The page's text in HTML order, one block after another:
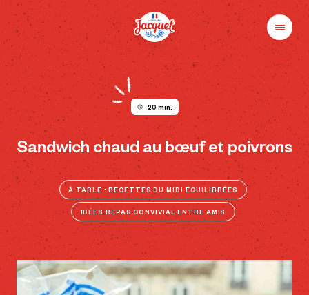
Skip
content
Pains
Jacquet
Champs
libres
au
plaisir
Menu
20 min.
Sandwich chaud au bœuf et poivrons
À TABLE : RECETTES DU MIDI ÉQUILIBRÉES
IDÉES REPAS CONVIVIAL ENTRE AMIS